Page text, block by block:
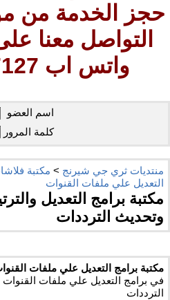
حجز الخدمة من
التواصل معنا
واتس اب 01127747127
اسم العضو
كلمة المرور
منتديات ثري جي شيرنج > مكتبة
التعديل علي ملفات القنوات
مكتبة برامج التعديل
وتحديث الترددات
مكتبة برامج التعديل علي ملفات
في برامج التعديل علي ملفات القنوات
الترددات